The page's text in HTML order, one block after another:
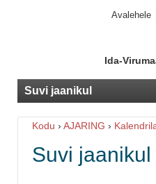
Avalehele
Ida-
Suvi jaanikul
Kodu › AJARING ›
Suvi jaanikul